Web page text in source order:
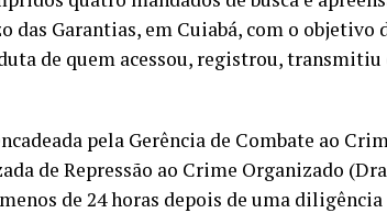
das Garantias, em Cuiabá, com o objetivo
de quem acessou, registrou,
pela Gerência de Combate ao
de Repressão ao Crime Organizado
de 24 horas depois de uma